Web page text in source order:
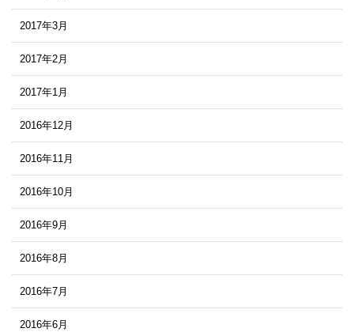
2017年3月
2017年2月
2017年1月
2016年12月
2016年11月
2016年10月
2016年9月
2016年8月
2016年7月
2016年6月